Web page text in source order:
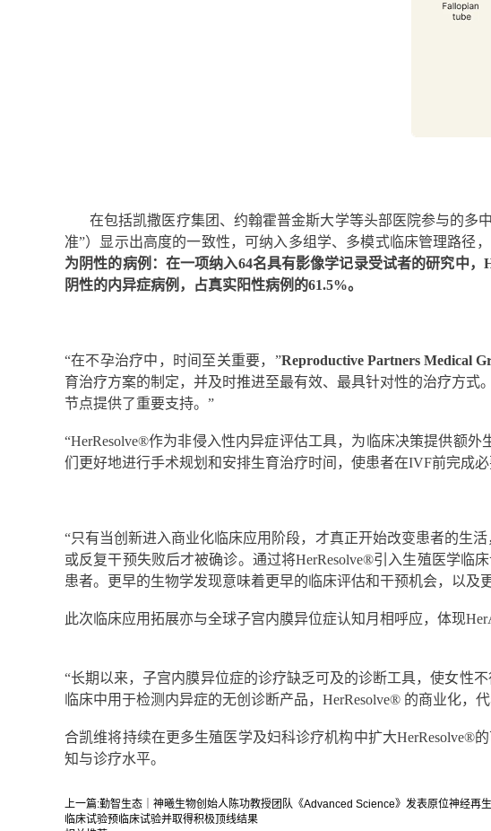
在包括凯撒医疗集团、约翰霍普金斯大学等头部医院参与的多
准”）显示出高度的一致性，可纳入多组学、多模式临床管理路径
为阴性的病例：在一项纳入64名具有影像学记录受试者的研究中
阴性的内异症病例，占真实阳性病例的61.5%。
“在不孕治疗中，时间至关重要，”Reproductive Partners Medical
育治疗方案的制定，并及时推进至最有效、最具针对性的治疗方
节点提供了重要支持。”
“HerResolve®作为非侵入性内异症评估工具，为临床决策提供额外
们更好地进行手术规划和安排生育治疗时间，使患者在IVF前完成
“只有当创新进入商业化临床应用阶段，才真正开始改变患者的生活
或反复干预失败后才被确诊。通过将HerResolve®引入生殖医学临
患者。更早的生物学发现意味着更早的临床评估和干预机会，以及
此次临床应用拓展亦与全球子宫内膜异位症认知月相呼应，体现
“长期以来，子宫内膜异位症的诊疗缺乏可及的诊断工具，使女性
临床中用于检测内异症的无创诊断产品，HerResolve® 的商业化
合凯维将持续在更多生殖医学及妇科诊疗机构中扩大HerResolve®
知与诊疗水平。
上一篇:勤智生态｜神曦生物创始人陈功教授团队《Advanced Science》发表原位神经再
临床试验预临床试验并取得积极顶线结果